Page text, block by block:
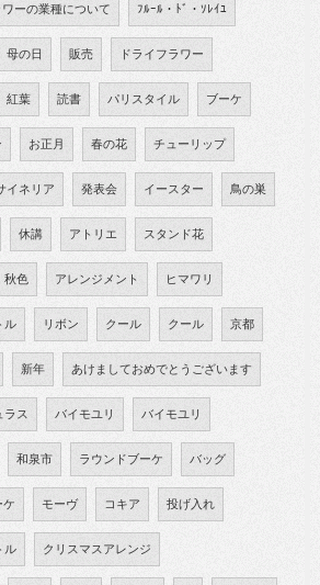
ーの業種について ﾌﾙｰﾙ・ﾄﾞ・ｿﾚｲﾕ
母の日 販売 ドライフラワー
紅葉 読書 パリスタイル ブーケ
お正月 春の花 チューリップ
イネリア 発表会 イースター 鳥の巣
休講 アトリエ スタンド花
秋色 アレンジメント ヒマワリ
ル リボン クール クール 京都
新年 あけましておめでとうございます
ラス バイモユリ バイモユリ
和泉市 ラウンドブーケ バッグ
ケ モーヴ コキア 投げ入れ
ル クリスマスアレンジ